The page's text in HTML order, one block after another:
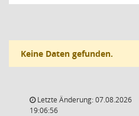
Keine Daten gefunden.
Letzte Änderung: 07.08.2026
19:06:56